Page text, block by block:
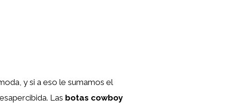
y si a eso le sumamos el
Las botas cowboy